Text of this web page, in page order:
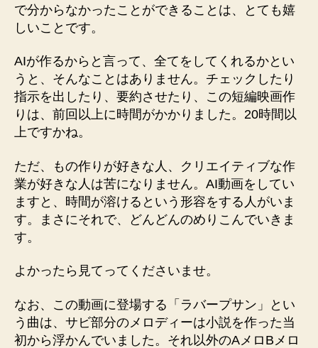
で分からなかったことができることは、とても嬉
しいことです。
AIが作るからと言って、全てをしてくれるかとい
うと、そんなことはありません。チェックしたり
指示を出したり、要約させたり、この短編映画作
りは、前回以上に時間がかかりました。20時間以
上ですかね。
ただ、もの作りが好きな人、クリエイティブな作
業が好きな人は苦になりません。AI動画をしてい
ますと、時間が溶けるという形容をする人がいま
す。まさにそれで、どんどんのめりこんでいきま
す。
よかったら見てってくださいませ。
なお、この動画に登場する「ラバープサン」とい
う曲は、サビ部分のメロディーは小説を作った当
初から浮かんでいました。それ以外のAメロBメロ